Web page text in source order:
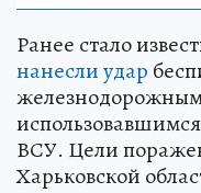
Ранее стало
нанесли удар
ВСУ. Цели
Харьковской